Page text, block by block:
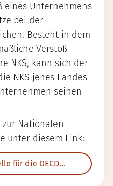
eines Unternehmens
bei der
Besteht in dem
Verstoß
NKS, kann sich der
NKS jenes Landes
seinen
Nationalen
unter diesem Link:
Nationale Kontaktstelle für die OECD-Leitsätze (NKS)